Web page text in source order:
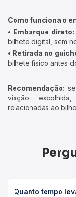
Como funciona o
• Embarque direto:
bilhete digital, sem
• Retirada no
bilhete físico antes
Recomendação:
viação
relacionadas ao
Quanto tempo